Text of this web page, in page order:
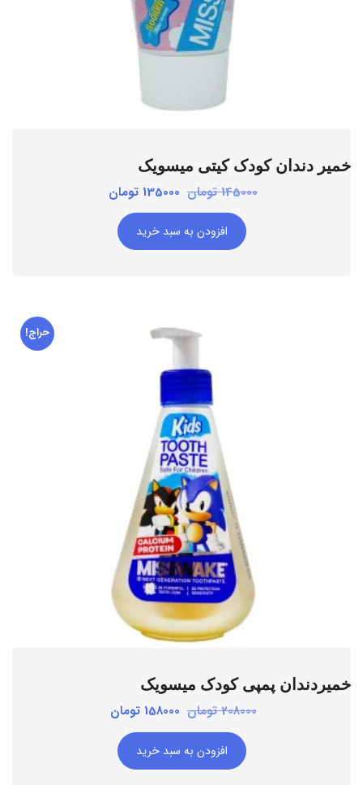
خمیر دندان کودک کیتی میسویک
145000 تومان قیمت
اصلی:
145000 تومان
بود.
135000 تومان
افزودن به سبد خرید
حراج!
خمیردندان پمپی کودک میسویک
208000 تومان قیمت
اصلی:
208000 تومان
بود.
158000 تومان
افزودن به سبد خرید